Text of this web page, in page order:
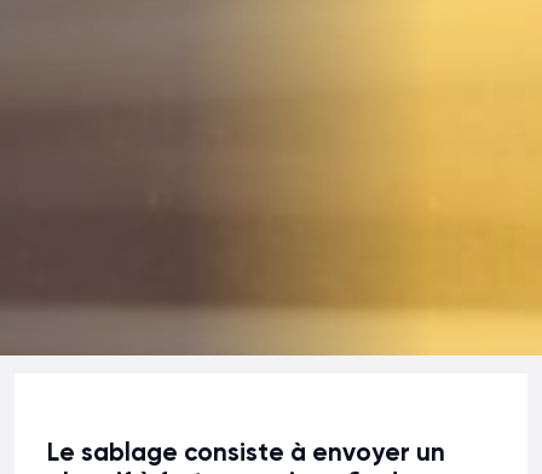
Le sablage consiste à envoyer un